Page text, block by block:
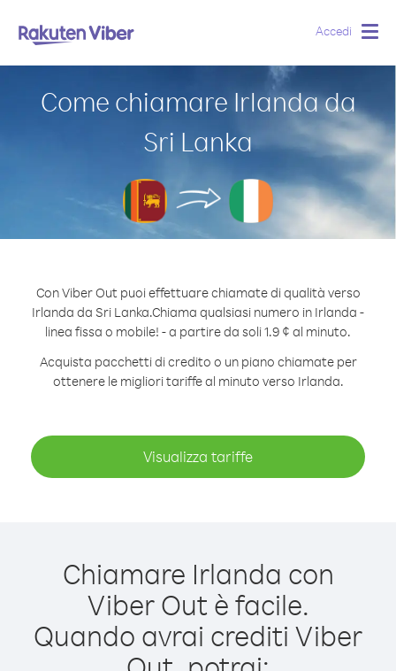
Accedi
Come chiamare Irlanda da
Sri Lanka
Con Viber Out puoi effettuare chiamate di qualità verso
Irlanda da Sri Lanka.Chiama qualsiasi numero in Irlanda -
linea fissa o mobile! - a partire da soli 1.9 ¢ al minuto.
Acquista pacchetti di credito o un piano chiamate per
ottenere le migliori tariffe al minuto verso Irlanda.
Visualizza tariffe
Chiamare Irlanda con
Viber Out è facile.
Quando avrai crediti Viber